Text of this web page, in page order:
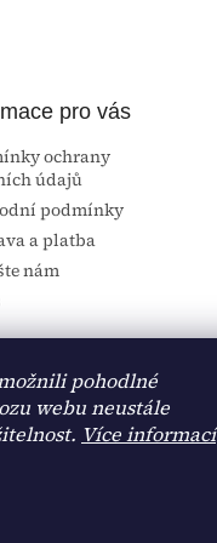
pohodlné
webu neustále
Více informací
pro vás
ochrany
údajů
podmínky
a platba
nám